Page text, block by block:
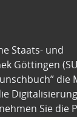
Staats- und
Göttingen
die
Sie die